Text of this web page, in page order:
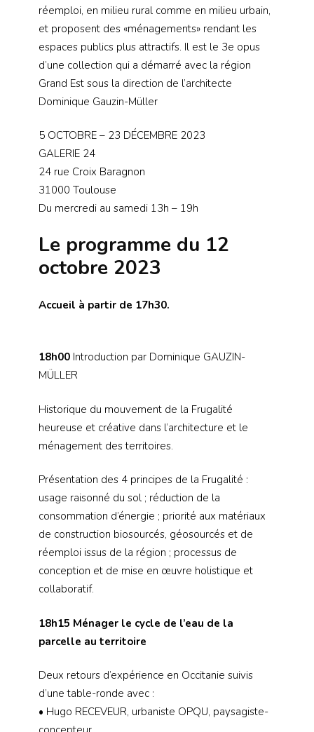
réemploi, en milieu rural comme en milieu urbain,
et proposent des «ménagements» rendant les
espaces publics plus attractifs. Il est le 3e opus
d’une collection qui a démarré avec la région
Grand Est sous la direction de l’architecte
Dominique Gauzin-Müller
5 OCTOBRE – 23 DÉCEMBRE 2023
GALERIE 24
24 rue Croix Baragnon
31000 Toulouse
Du mercredi au samedi 13h – 19h
Le programme du 12
octobre 2023
Accueil à partir de 17h30.
18h00 Introduction par Dominique GAUZIN-
MÜLLER
Historique du mouvement de la Frugalité
heureuse et créative dans l’architecture et le
ménagement des territoires.
Présentation des 4 principes de la Frugalité :
usage raisonné du sol ; réduction de la
consommation d’énergie ; priorité aux matériaux
de construction biosourcés, géosourcés et de
réemploi issus de la région ; processus de
conception et de mise en œuvre holistique et
collaboratif.
18h15 Ménager le cycle de l’eau de la
parcelle au territoire
Deux retours d’expérience en Occitanie suivis
d’une table-ronde avec :
• Hugo RECEVEUR, urbaniste OPQU, paysagiste-